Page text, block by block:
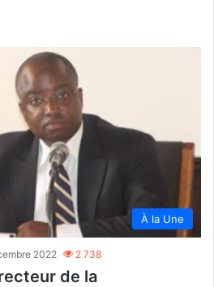
À la Une
2022 2 738
de la